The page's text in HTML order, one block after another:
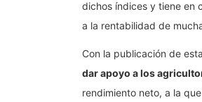
dichos índices y tiene en
a la rentabilidad de
Con la publicación de
dar apoyo a los
rendimiento neto, a la